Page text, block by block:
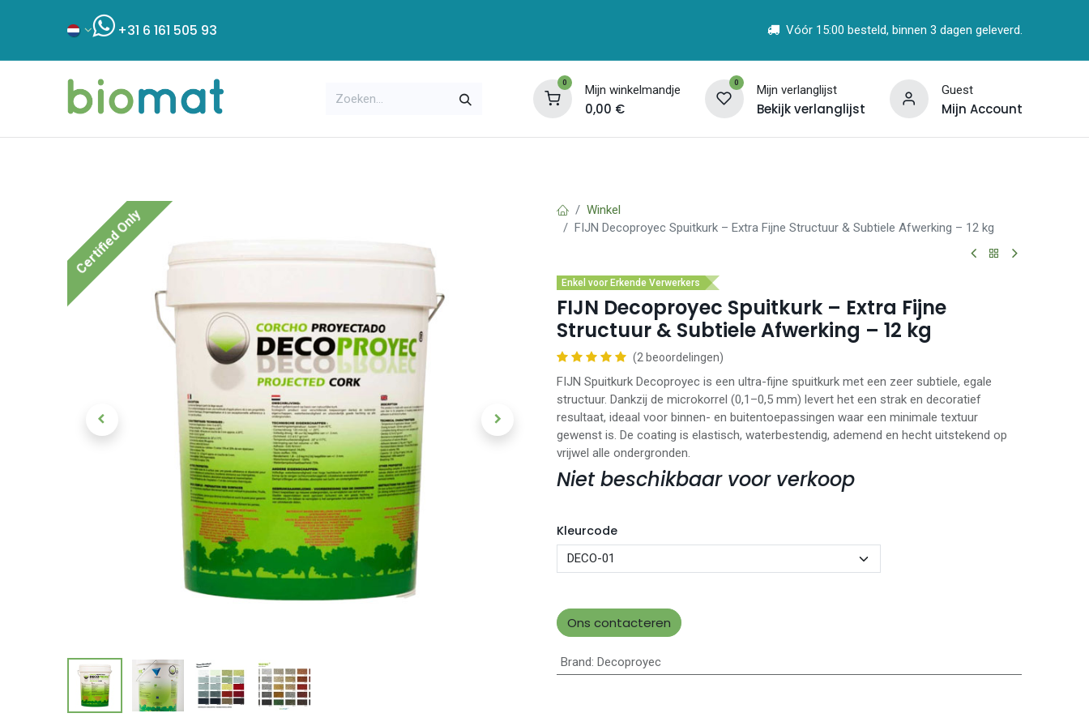
+31 6 161 505 93 Vóór 15:00 besteld, binnen 3 dagen geleverd.
0 Mijn winkelmandje
0,00 €
0 Mijn verlanglijst
Bekijk verlanglijst
Guest
Mijn Account
Certified Only
Winkel
FIJN Decoproyec Spuitkurk – Extra Fijne Structuur & Subtiele Afwerking – 12 kg
Enkel voor Erkende Verwerkers
FIJN Decoproyec Spuitkurk – Extra Fijne
Structuur & Subtiele Afwerking – 12 kg
(2 beoordelingen)
FIJN Spuitkurk Decoproyec is een ultra-fijne spuitkurk met een zeer subtiele, egale
structuur. Dankzij de microkorrel (0,1–0,5 mm) levert het een strak en decoratief
resultaat, ideaal voor binnen- en buitentoepassingen waar een minimale textuur
gewenst is. De coating is elastisch, waterbestendig, ademend en hecht uitstekend op
vrijwel alle ondergronden.
Niet beschikbaar voor verkoop
Kleurcode
Ons contacteren
Brand: Decoproyec